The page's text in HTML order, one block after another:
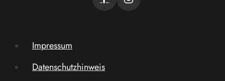
Impressum
Datenschutzhinweis